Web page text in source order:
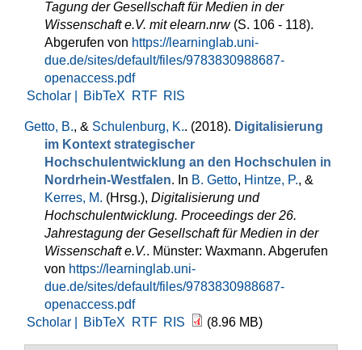
Tagung der Gesellschaft für Medien in der
Wissenschaft e.V. mit elearn.nrw(S. 106 - 118).
Abgerufen von https://learninglab.uni-
due.de/sites/default/files/9783830988687-
openaccess.pdf
Scholar |
BibTeX RTF RIS
Getto, B., & Schulenburg, K.. (2018). Digitalisierung
im Kontext strategischer
Hochschulentwicklung an den Hochschulen in
Nordrhein-Westfalen. In B. Getto, Hintze, P., &
Kerres, M. (Hrsg.), Digitalisierung und
Hochschulentwicklung. Proceedings der 26.
Jahrestagung der Gesellschaft für Medien in der
Wissenschaft e.V.. Münster: Waxmann. Abgerufen
von https://learninglab.uni-
due.de/sites/default/files/9783830988687-
openaccess.pdf
Scholar |
BibTeX RTF RIS (8.96 MB)